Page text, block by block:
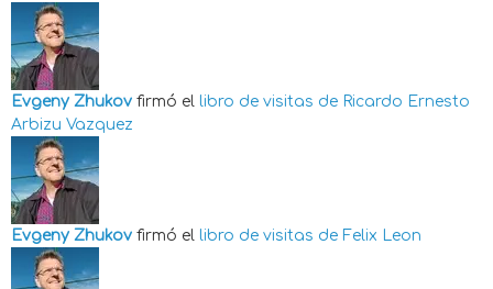
Evgeny Zhukov firmó el libro de visitas de Ricardo Ernesto
Arbizu Vazquez
Evgeny Zhukov firmó el libro de visitas de Felix Leon